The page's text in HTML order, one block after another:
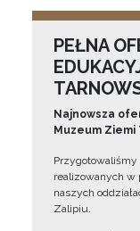
PEŁNA
Najnowsza
Muzeum Ziemi
realizowanych w
naszych
Zalipiu.